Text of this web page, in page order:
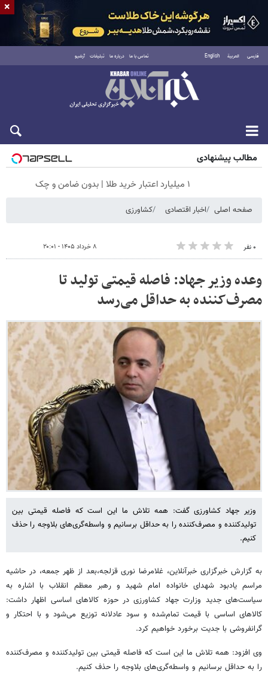
فارسی العربية English تماس با ما درباره ما تبلیغات آرشیو
جمعه ۱۶ مرداد ۱۴۰۵
مطالب پیشنهادی
۱ میلیارد اعتبار خرید طلا | بدون ضامن و چک
صفحه اصلی اخبار اقتصادی کشاورزی
۰ نفر ۸ خرداد ۱۴۰۵ - ۲۰:۰۱
وعده وزیر جهاد: فاصله قیمتی تولید تا
مصرف‌کننده به حداقل می‌رسد
وزیر جهاد کشاورزی گفت: همه تلاش ما این است که فاصله قیمتی بین
تولیدکننده و مصرف‌کننده را به حداقل برسانیم و واسطه‌گری‌های بلاوجه را حذف
کنیم.
به گزارش خبرگزاری خبرآنلاین، غلامرضا نوری قزلجه،بعد از ظهر جمعه، در حاشیه
مراسم یادبود شهدای خانواده امام شهید و رهبر معظم انقلاب با اشاره به
سیاست‌های جدید وزارت جهاد کشاورزی در حوزه کالاهای اساسی اظهار داشت:
کالاهای اساسی با قیمت تمام‌شده و سود عادلانه توزیع می‌شود و با احتکار و
گرانفروشی با جدیت برخورد خواهیم کرد.
وی افزود: همه تلاش ما این است که فاصله قیمتی بین تولیدکننده و مصرف‌کننده
را به حداقل برسانیم و واسطه‌گری‌های بلاوجه را حذف کنیم.
×